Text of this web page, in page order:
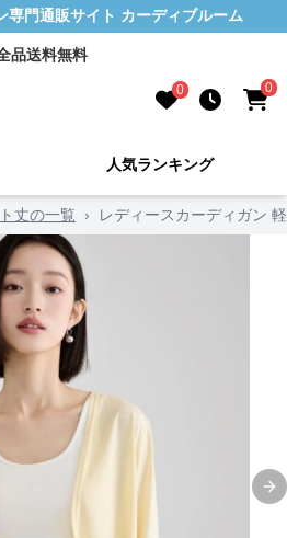
専門通販サイト カーディブルーム
品送料無料
0 0
人気ランキング
丈の一覧 › レディースカーディガン